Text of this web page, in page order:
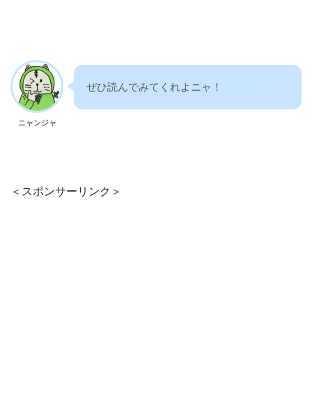
ニャンジャ
ぜひ読んでみてくれよニャ！
＜スポンサーリンク＞